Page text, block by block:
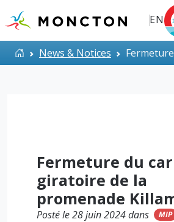
EN
Accueil
News & Notices
Fermeture du
giratoire de la
promenade
Posté le 28 juin 2024 dans MIP